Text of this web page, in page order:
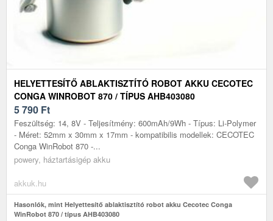
HELYETTESÍTŐ ABLAKTISZTÍTÓ ROBOT AKKU CECOTEC
CONGA WINROBOT 870 / TÍPUS AHB403080
5 790 Ft
Feszültség: 14, 8V - Teljesítmény: 600mAh/9Wh - Típus: Li-Polymer
- Méret: 52mm x 30mm x 17mm - kompatibilis modellek: CECOTEC
Conga WinRobot 870 -...
powery, háztartásigép akku
akkuk.hu
Hasonlók, mint Helyettesítő ablaktisztító robot akku Cecotec Conga
WinRobot 870 / típus AHB403080